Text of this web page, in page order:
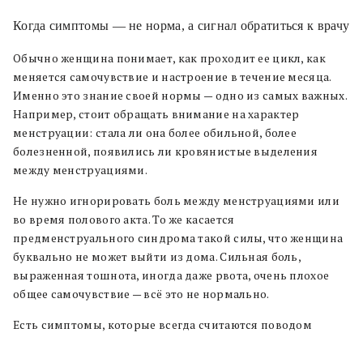
Когда симптомы — не норма, а сигнал обратиться к врачу
Обычно женщина понимает, как проходит ее цикл, как
меняется самочувствие и настроение в течение месяца.
Именно это знание своей нормы — одно из самых важных.
Например, стоит обращать внимание на характер
менструации: стала ли она более обильной, более
болезненной, появились ли кровянистые выделения
между менструациями.
Не нужно игнорировать боль между менструациями или
во время полового акта. То же касается
предменструального синдрома такой силы, что женщина
буквально не может выйти из дома. Сильная боль,
выраженная тошнота, иногда даже рвота, очень плохое
общее самочувствие — всё это не нормально.
Есть симптомы, которые всегда считаются поводом